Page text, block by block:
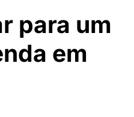
para um
em